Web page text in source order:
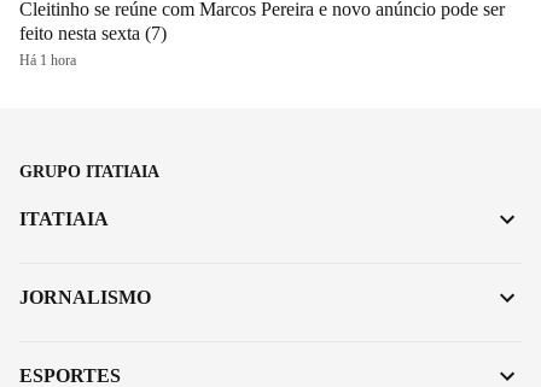
Cleitinho se reúne com Marcos Pereira e novo anúncio pode ser
feito nesta sexta (7)
Há 1 hora
GRUPO ITATIAIA
ITATIAIA
JORNALISMO
ESPORTES